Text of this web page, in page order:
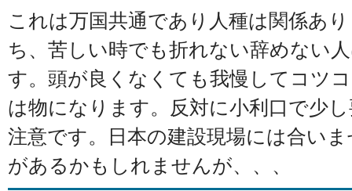
これは万国共通であり人種は関係あ
ち、苦しい時でも折れない辞めない
す。頭が良くなくても我慢してコツ
は物になります。反対に小利口で少
注意です。日本の建設現場には合い
があるかもしれませんが、、、